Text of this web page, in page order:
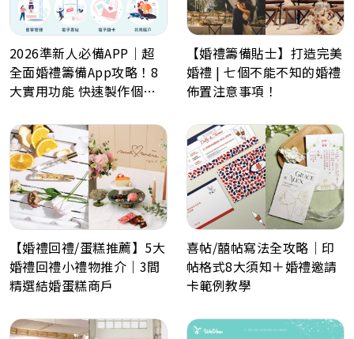
2026準新人必備APP｜超
全面婚禮籌備App攻略！8
大實用功能 快速製作個人
數日程表、預算表、婚禮商
戶一鍵查詢
【婚禮籌備貼士】打造完美
婚禮 | 七個不能不知的婚禮
佈置注意事項！
【婚禮回禮/蛋糕推薦】5大
婚禮回禮小禮物推介｜3間
精選結婚蛋糕商戶
喜帖/囍帖寫法全攻略｜印
帖格式8大須知＋婚禮邀請
卡範例教學